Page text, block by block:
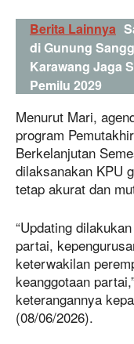
Berita Lainnya
di Gunung
Karawang Jaga
Pemilu 2029
Menurut Mari,
program
Berkelanjutan
dilaksanakan KPU
tetap akurat dan
“Updating
partai,
keterwakilan
keanggotaan
keterangannya
(08/06/2026).